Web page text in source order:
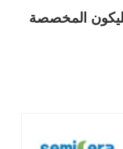
المخصصة